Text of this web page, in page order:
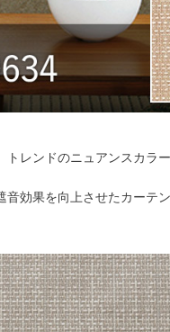
レンドのニュアンスカラ
効果を向上させたカーテン